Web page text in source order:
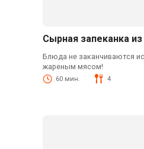
Сырная запеканка
Блюда не заканчиваются
жареным мясом!
60 мин. 4